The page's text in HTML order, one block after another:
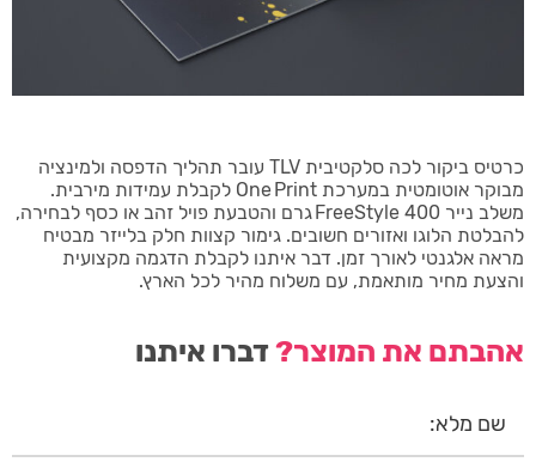
כרטיס ביקור לכה סלקטיבית TLV עובר תהליך הדפסה ולמינציה
מבוקר אוטומטית במערכת One Print לקבלת עמידות מירבית.
משלב נייר FreeStyle 400 גרם והטבעת פויל זהב או כסף לבחירה,
להבלטת הלוגו ואזורים חשובים. גימור קצוות חלק בלייזר מבטיח
מראה אלגנטי לאורך זמן. דבר איתנו לקבלת הדגמה מקצועית
והצעת מחיר מותאמת, עם משלוח מהיר לכל הארץ.
אהבתם את המוצר?דברו איתנו